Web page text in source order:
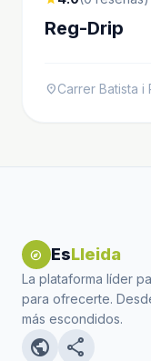
Reg-Drip
location_onCarrer Batista i
explore EsLleida
La plataforma líder
para ofrecerte.
más escondidos.
public share